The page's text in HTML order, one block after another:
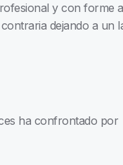
y con forme a
dejando a un
ha confrontado por